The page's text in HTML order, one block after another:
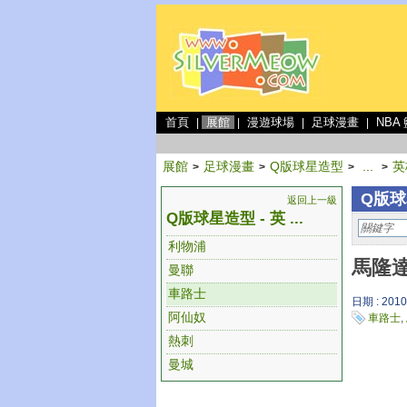
首頁 展館 漫遊球場 足球漫畫 NBA
展館 > 足球漫畫 > Q版球星造型 > >
返回上一級
Q版球星造型 - 英 ...
利物浦
曼聯
車路士
阿仙奴
熱刺
曼城
Q版
馬隆
日期 :
車路士,